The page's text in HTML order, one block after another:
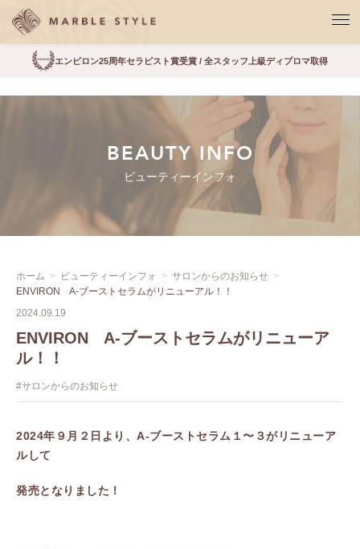
エンビロン25周年セラピスト賞受賞 / 全スタッフ上級ディプロマ取得
BEAUTY INFO
ビューティーインフォ
ホーム ビューティーインフォ
サロンからのお知らせ
ENVIRON A-ブーストセラムがリニューアル！！
2024.09.19
ENVIRON A-ブーストセラムがリニューア
ル！！
#サロンからのお知らせ
2024年９月２日より、A-ブーストセラム１〜３がリニューア
ルして
発売となりました！